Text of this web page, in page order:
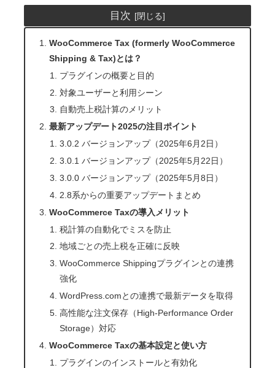
目次
WooCommerce Tax (formerly WooCommerce
Shipping & Tax)とは？
プラグインの概要と目的
対象ユーザーと利用シーン
自動売上税計算のメリット
最新アップデート2025の注目ポイント
3.0.2 バージョンアップ（2025年6月2日）
3.0.1 バージョンアップ（2025年5月22日）
3.0.0 バージョンアップ（2025年5月8日）
2.8系からの重要アップデートまとめ
WooCommerce Taxの導入メリット
税計算の自動化でミスを防止
地域ごとの売上税を正確に反映
WooCommerce Shippingプラグインとの連携
強化
WordPress.comとの連携で最新データを取得
高性能な注文保存（High-Performance Order
Storage）対応
WooCommerce Taxの基本設定と使い方
プラグインのインストールと有効化